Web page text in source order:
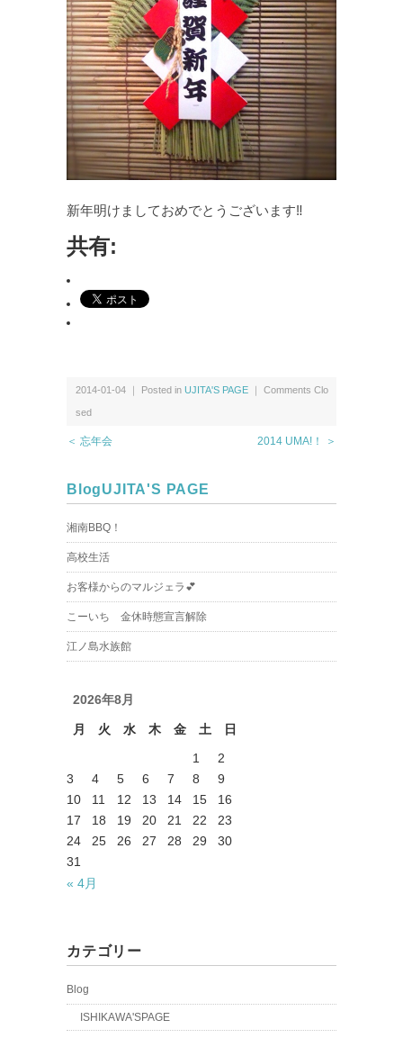
新年明けましておめでとうございます‼
共有:
2014-01-04 ｜ Posted in UJITA'S PAGE ｜ Comments Clo
sed
＜ 忘年会 2014 UMA!！ ＞
BlogUJITA'S PAGE
湘南BBQ！
高校生活
お客様からのマルジェラ💕
こーいち 金休時態宣言解除
江ノ島水族館
2026年8月
月 火 水 木 金 土
日
1
2
3
4 5 6 7 8
9
10
11 12 13 14 15
16
17
18 19 20 21 22
23
24
25 26 27 28 29
30
31
« 4月
カテゴリー
Blog
ISHIKAWA'SPAGE